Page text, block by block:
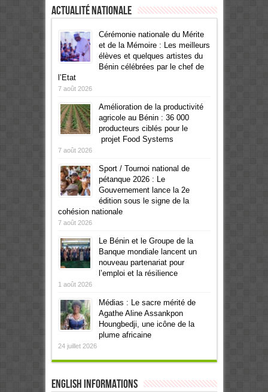
Actualité Nationale
Cérémonie nationale du Mérite
et de la Mémoire : Les meilleurs
élèves et quelques artistes du
Bénin célébrées par le chef de
l’Etat
7 août 2026
Amélioration de la productivité
agricole au Bénin : 36 000
producteurs ciblés pour le
projet Food Systems
7 août 2026
Sport / Tournoi national de
pétanque 2026 : Le
Gouvernement lance la 2e
édition sous le signe de la
cohésion nationale
7 août 2026
Le Bénin et le Groupe de la
Banque mondiale lancent un
nouveau partenariat pour
l’emploi et la résilience
1 août 2026
Médias : Le sacre mérité de
Agathe Aline Assankpon
Houngbedji, une icône de la
plume africaine
24 juillet 2026
English informations